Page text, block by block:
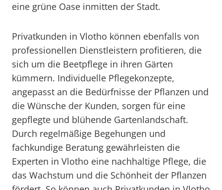
eine grüne Oase inmitten der Stadt.
Privatkunden in Vlotho können ebenfalls von
professionellen Dienstleistern profitieren, die
sich um die Beetpflege in ihren Gärten
kümmern. Individuelle Pflegekonzepte,
angepasst an die Bedürfnisse der Pflanzen und
die Wünsche der Kunden, sorgen für eine
gepflegte und blühende Gartenlandschaft.
Durch regelmäßige Begehungen und
fachkundige Beratung gewährleisten die
Experten in Vlotho eine nachhaltige Pflege, die
das Wachstum und die Schönheit der Pflanzen